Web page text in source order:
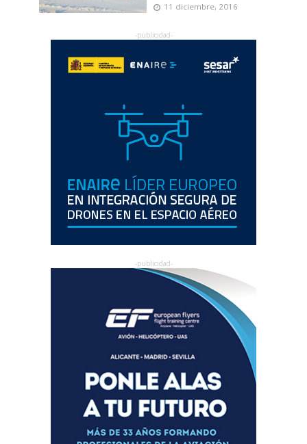
11 diciembre, 2016